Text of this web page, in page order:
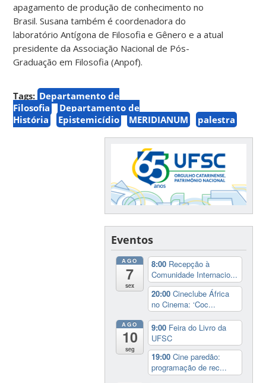
apagamento de produção de conhecimento no
Brasil. Susana também é coordenadora do
laboratório Antígona de Filosofia e Gênero e a atual
presidente da Associação Nacional de Pós-
Graduação em Filosofia (Anpof).
Tags: Departamento de
Filosofia
Departamento de
História
Epistemicídio MERIDIANUM palestra
Eventos
AGO
7
sex
8:00 Recepção à
Comunidade Internacio...
20:00Cineclube África
no Cinema: ‘Coc...
AGO
10
seg
9:00 Feira do Livro da
UFSC
19:00Cine paredão:
programação de rec...